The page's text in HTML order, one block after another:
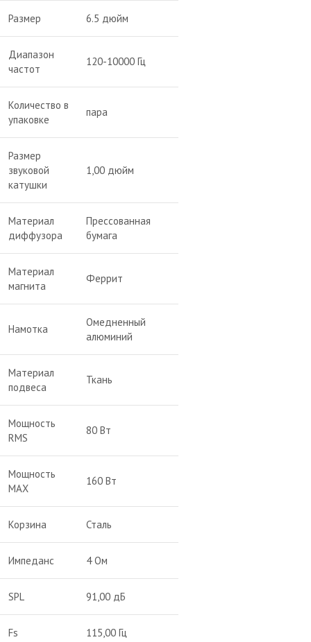
Размер 6.5 дюйм
Диапазон
частот
120-10000 Гц
Количество в
упаковке
пара
Размер
звуковой
катушки
1,00 дюйм
Материал
диффузора
Прессованная
бумага
Материал
магнита
Феррит
Намотка
Омедненный
алюминий
Материал
подвеса
Ткань
Мощность
RMS
80 Вт
Мощность
MAX
160 Вт
Корзина Сталь
Импеданс 4 Ом
SPL 91,00 дБ
Fs 115,00 Гц